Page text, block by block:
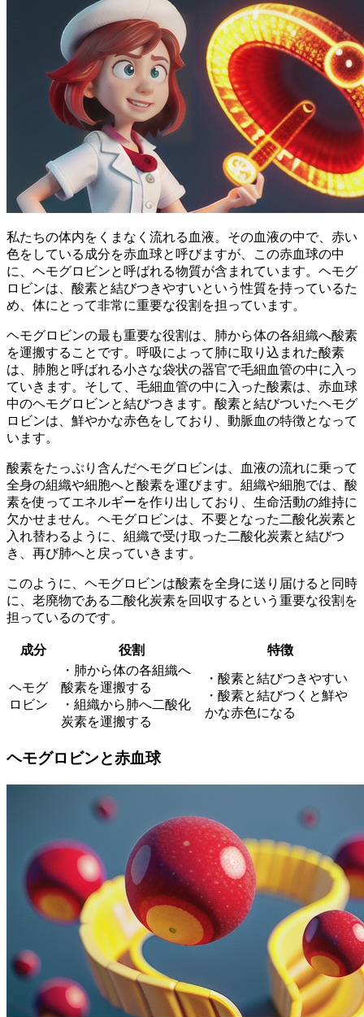
私たちの体内をくまなく流れる血液。その血液の中で、赤い
色をしている成分を赤血球と呼びますが、この赤血球の中
に、 ヘモグロビンと呼ばれる物質が含まれています。ヘモグ
ロビンは、 酸素と結びつきやすいという性質を持っているた
め、体にとって非常に重要な役割を担っています。
ヘモグロビンの最も重要な役割は、 肺から体の各組織へ酸素
を運搬すること です。呼吸によって肺に取り込まれた酸素
は、肺胞と呼ばれる小さな袋状の器官で毛細血管の中に入っ
ていきます。そして、毛細血管の中に入った酸素は、赤血球
中のヘモグロビンと結びつきます。酸素と結びついたヘモグ
ロビンは、鮮やかな赤色をしており、動脈血の特徴となって
います。
酸素をたっぷり含んだヘモグロビンは、血液の流れに乗って
全身の組織や細胞へと酸素を運びます。組織や細胞では、酸
素を使ってエネルギーを作り出しており、生命活動の維持に
欠かせません。ヘモグロビンは、 不要となった二酸化炭素と
入れ替わるように、組織で受け取った二酸化炭素と結びつ
き、再び肺へと戻っていきます。
このように、ヘモグロビンは酸素を全身に送り届ける と同時
に、 老廃物である二酸化炭素を回収する という重要な役割を
担っているのです。
成分 役割 特徴
ヘモグ
ロビン
・肺から体の各組織へ
酸素を運搬する
・組織から肺へ二酸化
炭素を運搬する
・酸素と結びつきやすい
・酸素と結びつくと鮮や
かな赤色になる
ヘモグロビンと赤血球